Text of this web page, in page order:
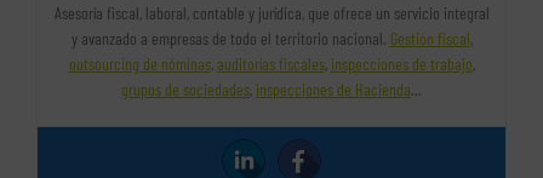
Asesoría fiscal, laboral, contable y jurídica, que ofrece un servicio integral
y avanzado a empresas de todo el territorio nacional. Gestión fiscal,
outsourcing de nóminas,auditorías fiscales, inspecciones de trabajo,
grupos de sociedades, inspecciones de Hacienda…